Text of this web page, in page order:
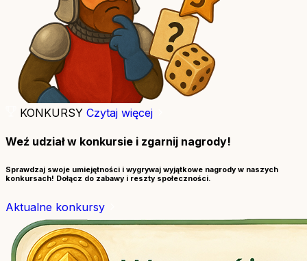
KONKURSY Czytaj więcej
Weź udział w konkursie i zgarnij nagrody!
Sprawdzaj swoje umiejętności i wygrywaj wyjątkowe nagrody w naszych
konkursach! Dołącz do zabawy i reszty społeczności.
Aktualne konkursy